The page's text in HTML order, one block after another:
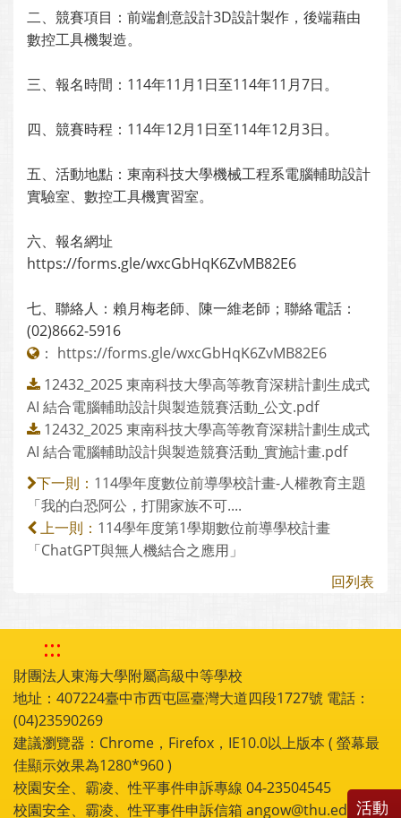
二、競賽項目：前端創意設計3D設計製作，後端藉由
數控工具機製造。
三、報名時間：114年11月1日至114年11月7日。
四、競賽時程：114年12月1日至114年12月3日。
五、活動地點：東南科技大學機械工程系電腦輔助設計
實驗室、數控工具機實習室。
六、報名網址
https://forms.gle/wxcGbHqK6ZvMB82E6
七、聯絡人：賴月梅老師、陳一維老師；聯絡電話：
(02)8662-5916
： https://forms.gle/wxcGbHqK6ZvMB82E6
12432_2025 東南科技大學高等教育深耕計劃生成式
AI 結合電腦輔助設計與製造競賽活動_公文.pdf
12432_2025 東南科技大學高等教育深耕計劃生成式
AI 結合電腦輔助設計與製造競賽活動_實施計畫.pdf
下一則： 114學年度數位前導學校計畫-人權教育主題
「我的白恐阿公，打開家族不可....
上一則： 114學年度第1學期數位前導學校計畫
「ChatGPT與無人機結合之應用」
回列表
:::
財團法人東海大學附屬高級中等學校
地址：407224臺中市西屯區臺灣大道四段1727號 電話：
(04)23590269
建議瀏覽器：Chrome，Firefox，IE10.0以上版本 ( 螢幕最
佳顯示效果為1280*960 )
校園安全、霸凌、性平事件申訴專線 04-23504545
校園安全、霸凌、性平事件申訴信箱 angow@thu.edu.tw
活動